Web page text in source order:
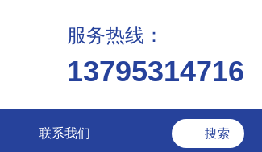
服务热线：
13795314716
联系我们